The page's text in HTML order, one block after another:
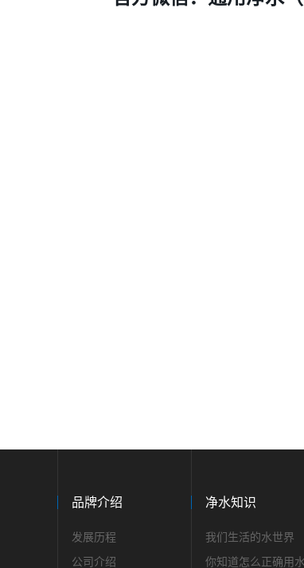
品牌介绍
发展历程
公司介绍
净水知识
我们生活的水世界
你知道怎么正确用